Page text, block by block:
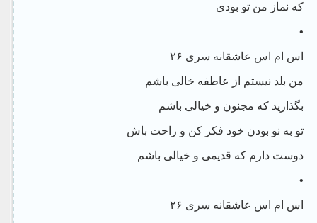
که نماز من تو بودی
•
اس ام اس عاشقانه سری ۲۶
من بلد نیستم از عاطفه خالی باشم
بگذارید که مجنون و خیالی باشم
تو به نو بودن خود فکر کن و راحت باش
دوست دارم که قدیمی و خیالی باشم
•
اس ام اس عاشقانه سری ۲۶